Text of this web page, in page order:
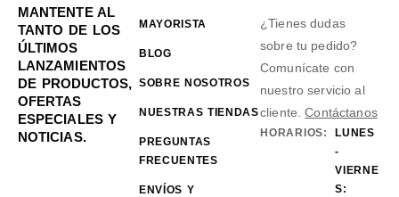
MANTENTE AL
TANTO DE LOS
ÚLTIMOS
LANZAMIENTOS
DE PRODUCTOS,
OFERTAS
ESPECIALES Y
NOTICIAS.
MAYORISTA
BLOG
SOBRE NOSOTROS
NUESTRAS TIENDAS
PREGUNTAS
FRECUENTES
ENVÍOS Y
¿Tienes dudas
sobre tu pedido?
Comunícate con
nuestro servicio al
cliente.Contáctanos
HORARIOS:
LUNES
-
VIERNE
S: